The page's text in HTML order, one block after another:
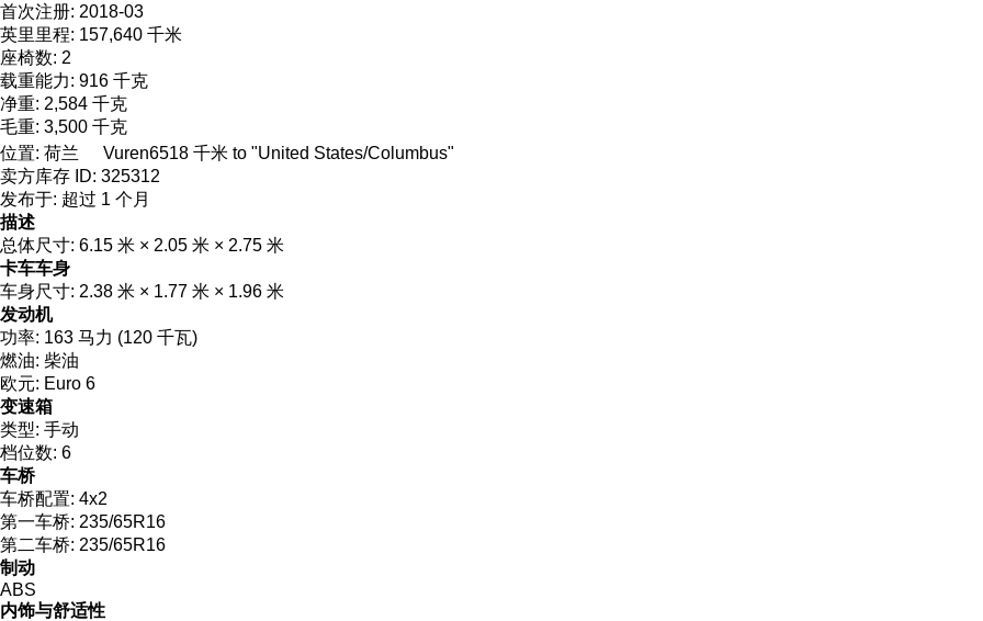
首次注册: 2018-03
英里里程: 157,640 千米
座椅数: 2
载重能力: 916 千克
净重: 2,584 千克
毛重: 3,500 千克
位置: 荷兰 Vuren6518 千米 to "United States/Columbus"
卖方库存 ID: 325312
发布于: 超过 1 个月
描述
总体尺寸: 6.15 米 × 2.05 米 × 2.75 米
卡车车身
车身尺寸: 2.38 米 × 1.77 米 × 1.96 米
发动机
功率: 163 马力 (120 千瓦)
燃油: 柴油
欧元: Euro 6
变速箱
类型: 手动
档位数: 6
车桥
车桥配置: 4x2
第一车桥: 235/65R16
第二车桥: 235/65R16
制动
ABS
内饰与舒适性